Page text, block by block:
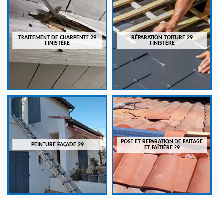
TRAITEMENT DE CHARPENTE 29
FINISTÈRE
RÉPARATION TOITURE 29
FINISTÈRE
PEINTURE FAÇADE 29
POSE ET RÉPARATION DE FAÎTAGE
ET FAÎTIÈRE 29